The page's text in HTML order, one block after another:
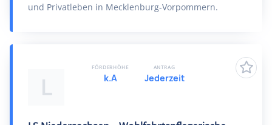
und Privatleben in Mecklenburg-Vorpommern.
L
FÖRDERHÖHE
k.A
ANTRAG
Jederzeit